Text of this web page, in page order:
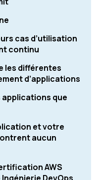
cas d’utilisation
continu
les différentes
d’applications
que
et votre
aucun
AWS